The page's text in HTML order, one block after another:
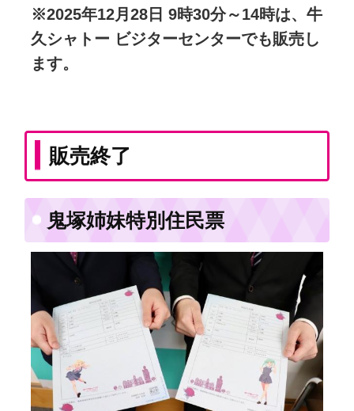
※2025年12月28日 9時30分～14時は、牛
久シャトー ビジターセンターでも販売し
ます。
販売終了
鬼塚姉妹特別住民票